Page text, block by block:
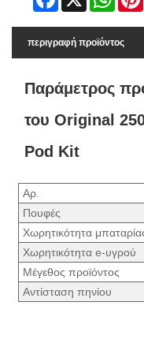
περιγραφή προϊόντος
Παράμετρος
του Original
Pod Kit
Αρ.
Πουφές
Χωρητικότητα
Χωρητικότητα e-υγρού
Μέγεθος προϊόντος
Αντίσταση πηνίου